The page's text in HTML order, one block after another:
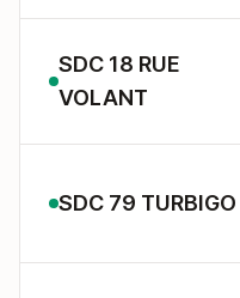
SDC 18 RUE
VOLANT
SDC 79 TURBIGO